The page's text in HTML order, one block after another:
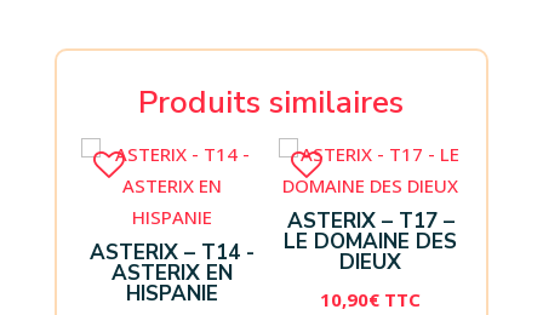
Produits similaires
ASTERIX – T14 -
ASTERIX EN
HISPANIE
ASTERIX – T17 –
LE DOMAINE DES
DIEUX
10,90€ TTC